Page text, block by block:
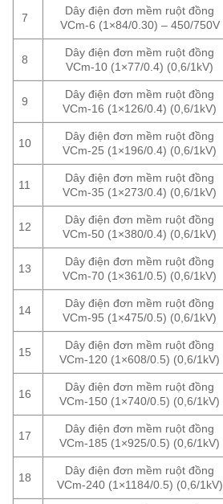
7
Dây điện đơn mềm ruột đồng
VCm-6 (1×84/0.30) – 450/750V
8
Dây điện đơn mềm ruột đồng
VCm-10 (1×77/0.4) (0,6/1kV)
9
Dây điện đơn mềm ruột đồng
VCm-16 (1×126/0.4) (0,6/1kV)
10
Dây điện đơn mềm ruột đồng
VCm-25 (1×196/0.4) (0,6/1kV)
11
Dây điện đơn mềm ruột đồng
VCm-35 (1×273/0.4) (0,6/1kV)
12
Dây điện đơn mềm ruột đồng
VCm-50 (1×380/0.4) (0,6/1kV)
13
Dây điện đơn mềm ruột đồng
VCm-70 (1×361/0.5) (0,6/1kV)
14
Dây điện đơn mềm ruột đồng
VCm-95 (1×475/0.5) (0,6/1kV)
15
Dây điện đơn mềm ruột đồng
VCm-120 (1×608/0.5) (0,6/1kV)
16
Dây điện đơn mềm ruột đồng
VCm-150 (1×740/0.5) (0,6/1kV)
17
Dây điện đơn mềm ruột đồng
VCm-185 (1×925/0.5) (0,6/1kV)
18
Dây điện đơn mềm ruột đồng
VCm-240 (1×1184/0.5) (0,6/1kV)